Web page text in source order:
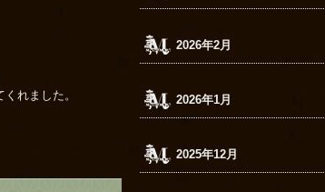
れました。
2026年2月
2026年1月
2025年12月